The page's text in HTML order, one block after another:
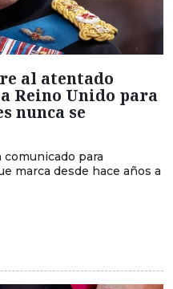
al atentado
Reino Unido para
nunca se
para
marca desde hace años a